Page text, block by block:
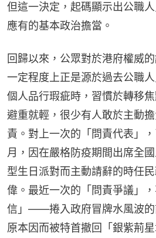
但這一決定，起碼顯示出公職
應有的基本政治擔當。
回歸以來，公眾對於港府權威
一定程度上正是源於過去公職
個人品行瑕疵時，習慣於轉移
避重就輕，很少有人敢於主動
責。對上一次的「問責代表」
月，因在嚴格防疫期間出席全
型生日派對而主動請辭的時任
偉。最近一次的「問責爭議」
信」——捲入政府冒牌水風波的
原本因而被特首撤回「銀紫荊